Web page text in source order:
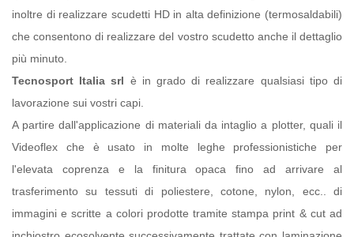
inoltre di realizzare scudetti HD in alta definizione (termosaldabili)
che consentono di realizzare del vostro scudetto anche il dettaglio
più minuto.
Tecnosport Italia srl è in grado di realizzare qualsiasi tipo di
lavorazione sui vostri capi.
A partire dall'applicazione di materiali da intaglio a plotter, quali il
Videoflex che è usato in molte leghe professionistiche per
l'elevata coprenza e la finitura opaca fino ad arrivare al
trasferimento su tessuti di poliestere, cotone, nylon, ecc.. di
immagini e scritte a colori prodotte tramite stampa print & cut ad